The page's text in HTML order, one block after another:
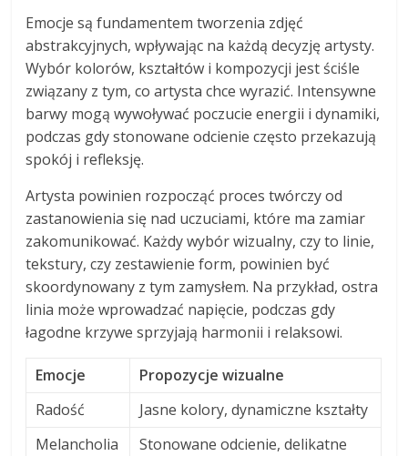
Emocje są fundamentem tworzenia zdjęć
abstrakcyjnych, wpływając na każdą decyzję artysty.
Wybór kolorów, kształtów i kompozycji jest ściśle
związany z tym, co artysta chce wyrazić. Intensywne
barwy mogą wywoływać poczucie energii i dynamiki,
podczas gdy stonowane odcienie często przekazują
spokój i refleksję.
Artysta powinien rozpocząć proces twórczy od
zastanowienia się nad uczuciami, które ma zamiar
zakomunikować. Każdy wybór wizualny, czy to linie,
tekstury, czy zestawienie form, powinien być
skoordynowany z tym zamysłem. Na przykład, ostra
linia może wprowadzać napięcie, podczas gdy
łagodne krzywe sprzyjają harmonii i relaksowi.
Emocje
Propozycje wizualne
Radość
Jasne kolory, dynamiczne kształty
Melancholia
Stonowane odcienie, delikatne